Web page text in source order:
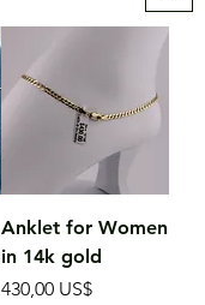
Anklet for Women
in 14k gold
Precio
430,00 US$